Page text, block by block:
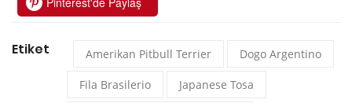
Etiket Amerikan Pitbull Terrier Dogo Argentino
Fila Brasilerio Japanese Tosa